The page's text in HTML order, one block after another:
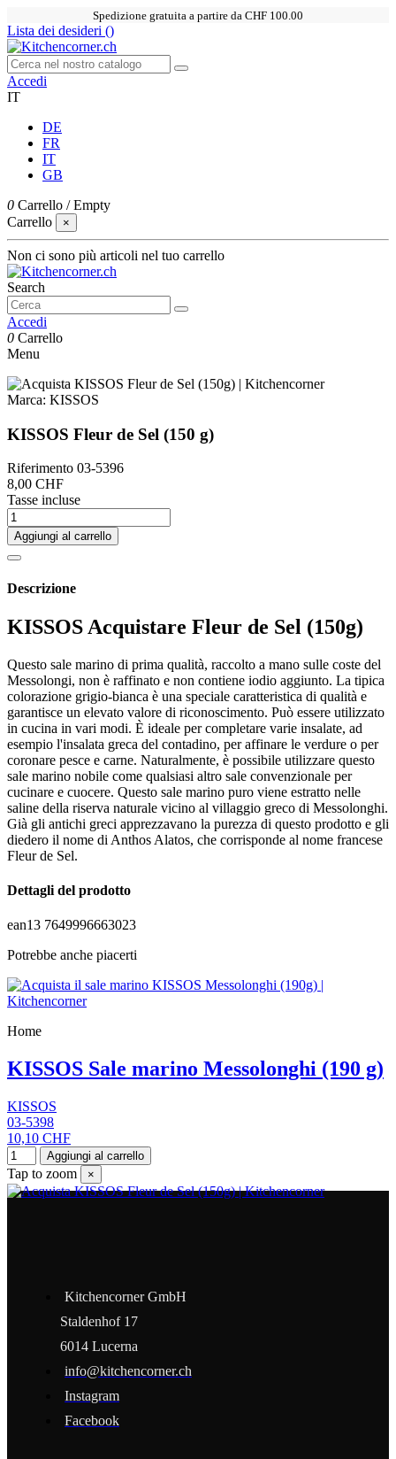
Spedizione gratuita a partire da CHF 100.00
Lista dei desideri ()
Accedi
IT
DE
FR
IT
GB
0 Carrello /Empty
Carrello
×
Non ci sono più articoli nel tuo carrello
Search
Accedi
0 Carrello
Menu
Marca: KISSOS
KISSOS Fleur de Sel (150 g)
Riferimento 03-5396
8,00 CHF
Tasse incluse
Aggiungi al carrello
Descrizione
KISSOS Acquistare Fleur de Sel (150g)
Questo sale marino di prima qualità, raccolto a mano sulle coste del
Messolongi, non è raffinato e non contiene iodio aggiunto. La tipica
colorazione grigio-bianca è una speciale caratteristica di qualità e
garantisce un elevato valore di riconoscimento. Può essere utilizzato
in cucina in vari modi. È ideale per completare varie insalate, ad
esempio l'insalata greca del contadino, per affinare le verdure o per
coronare pesce e carne. Naturalmente, è possibile utilizzare questo
sale marino nobile come qualsiasi altro sale convenzionale per
cucinare e cuocere. Questo sale marino puro viene estratto nelle
saline della riserva naturale vicino al villaggio greco di Messolonghi.
Già gli antichi greci apprezzavano la purezza di questo prodotto e gli
diedero il nome di Anthos Alatos, che corrisponde al nome francese
Fleur de Sel.
Dettagli del prodotto
ean13 7649996663023
Potrebbe anche piacerti
Home
KISSOS Sale marino Messolonghi (190 g)
KISSOS
03-5398
10,10 CHF
Aggiungi al carrello
Tap to zoom ×
Kitchencorner GmbH
Staldenhof 17
6014 Lucerna
info@kitchencorner.ch
Instagram
Facebook